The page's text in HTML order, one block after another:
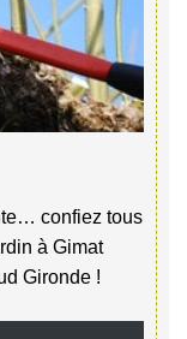
confiez tous
à Gimat
Gironde !